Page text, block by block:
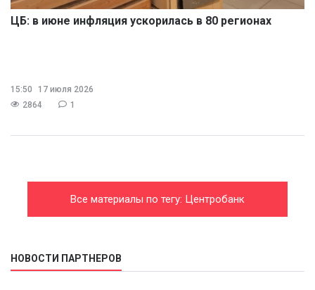
ЦБ: в июне инфляция ускорилась в 80 регионах
15:50
17 июля 2026
2864
1
Все материалы по тегу: Центробанк
НОВОСТИ ПАРТНЕРОВ